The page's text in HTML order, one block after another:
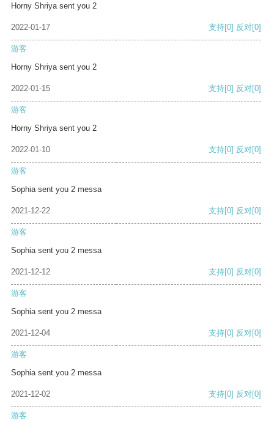
Horny Shriya sent you 2
2022-01-17 支持[0] 反对[0]
游客
Horny Shriya sent you 2
2022-01-15 支持[0] 反对[0]
游客
Horny Shriya sent you 2
2022-01-10 支持[0] 反对[0]
游客
Sophia sent you 2 messa
2021-12-22 支持[0] 反对[0]
游客
Sophia sent you 2 messa
2021-12-12 支持[0] 反对[0]
游客
Sophia sent you 2 messa
2021-12-04 支持[0] 反对[0]
游客
Sophia sent you 2 messa
2021-12-02 支持[0] 反对[0]
游客